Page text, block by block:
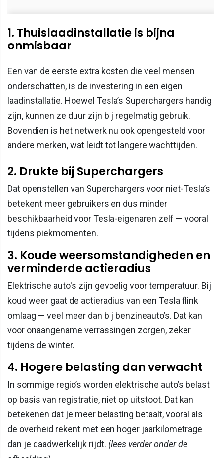
1. Thuislaadinstallatie is bijna
onmisbaar
Een van de eerste extra kosten die veel mensen
onderschatten, is de investering in een eigen
laadinstallatie. Hoewel Tesla’s Superchargers handig
zijn, kunnen ze duur zijn bij regelmatig gebruik.
Bovendien is het netwerk nu ook opengesteld voor
andere merken, wat leidt tot langere wachttijden.
2. Drukte bij Superchargers
Dat openstellen van Superchargers voor niet-Tesla’s
betekent meer gebruikers en dus minder
beschikbaarheid voor Tesla-eigenaren zelf — vooral
tijdens piekmomenten.
3. Koude weersomstandigheden en
verminderde actieradius
Elektrische auto's zijn gevoelig voor temperatuur. Bij
koud weer gaat de actieradius van een Tesla flink
omlaag — veel meer dan bij benzineauto’s. Dat kan
voor onaangename verrassingen zorgen, zeker
tijdens de winter.
4. Hogere belasting dan verwacht
In sommige regio’s worden elektrische auto’s belast
op basis van registratie, niet op uitstoot. Dat kan
betekenen dat je meer belasting betaalt, vooral als
de overheid rekent met een hoger jaarkilometrage
dan je daadwerkelijk rijdt. (lees verder onder de